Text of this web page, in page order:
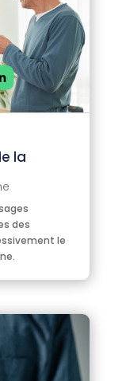
la
des
le